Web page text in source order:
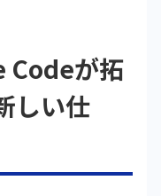
Codeが拓
しい仕